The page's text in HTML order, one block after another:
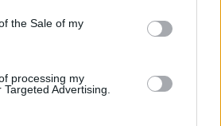
the Sale of my
processing my
Advertising.
γρίπη και RSV με μόλις
κάθε ιό